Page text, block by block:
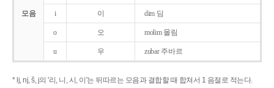
모음 i 이 dim 딤
o 오 molim 몰림
u 우 zubar 주바르
* lj, nj, š, j의 '리, 니, 시, 이'는 뒤따르는 모음과 결합할 때 합쳐서 1 음절로 적는다.